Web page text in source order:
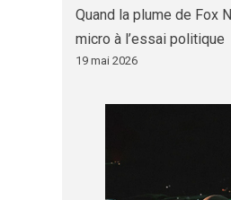
Quand la plume de Fox
micro à l’essai politique
19 mai 2026